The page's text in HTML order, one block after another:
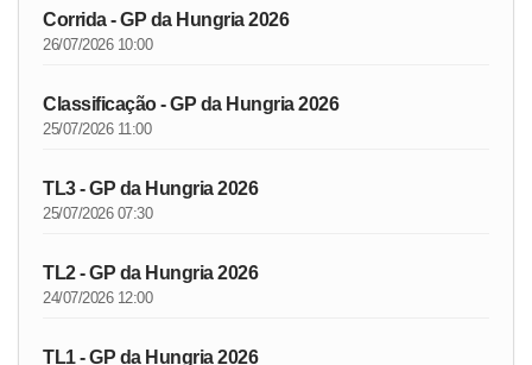
Corrida - GP da Hungria 2026
26/07/2026 10:00
Classificação - GP da Hungria 2026
25/07/2026 11:00
TL3 - GP da Hungria 2026
25/07/2026 07:30
TL2 - GP da Hungria 2026
24/07/2026 12:00
TL1 - GP da Hungria 2026